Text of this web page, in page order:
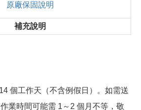
原廠保固說明
補充說明
個工作天（不含例假日）。如需送
業時間可能需 1～2 個月不等，敬